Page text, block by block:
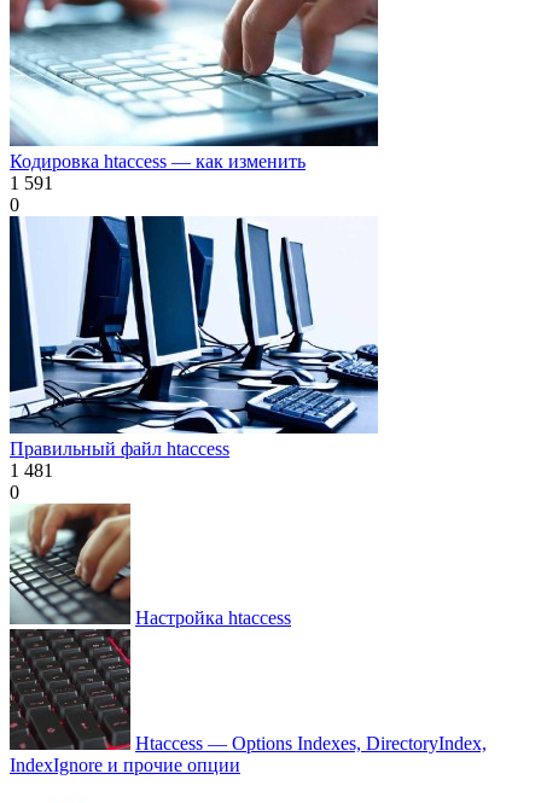
Кодировка htaccess — как изменить
1 591
0
Правильный файл htaccess
1 481
0
Настройка htaccess
Htaccess — Options Indexes, DirectoryIndex,
IndexIgnore и прочие опции